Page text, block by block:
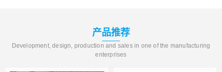
产品推荐
Development, design, production and sales in one of the manufacturing
enterprises